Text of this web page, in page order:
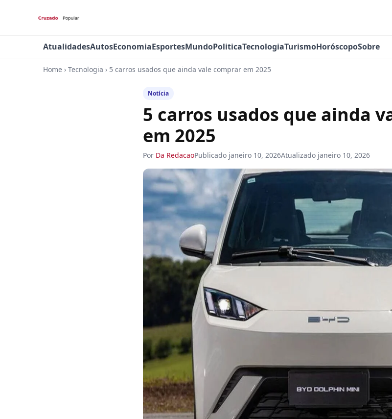
AtualidadesAutosEconomiaEsportesMundoPoliticaTecnologiaTurismoHoróscopoSobre
Home › Tecnologia › 5 carros usados que ainda vale comprar em 2025
Notícia
5 carros usados que ainda
em 2025
Por Da RedacaoPublicado janeiro 10, 2026Atualizado janeiro 10, 2026